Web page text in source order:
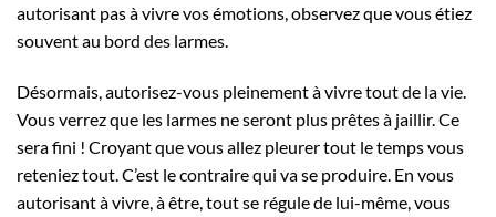
autorisant pas à vivre vos émotions, observez que vous étiez
souvent au bord des larmes.
Désormais, autorisez-vous pleinement à vivre tout de la vie.
Vous verrez que les larmes ne seront plus prêtes à jaillir. Ce
sera fini ! Croyant que vous allez pleurer tout le temps vous
reteniez tout. C’est le contraire qui va se produire. En vous
autorisant à vivre, à être, tout se régule de lui-même, vous